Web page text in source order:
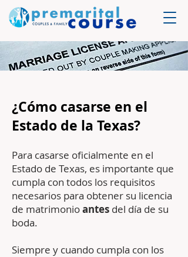
¿Cómo casarse en el
Estado de la Texas?
Para casarse oficialmente en el
Estado de Texas, es importante que
cumpla con todos los requisitos
necesarios para obtener su licencia
de matrimonioantes del día de su
boda.
Siempre y cuando cumpla con los